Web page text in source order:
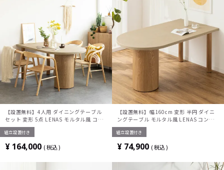
【設置無料】4人用 ダイニングテーブル
セット 変形 5点 LENAS モルタル風 コン
クリート調 半円テーブル 北欧モダン 板座
ダイニングチェア おしゃれ (幅160cm 食
組立設置付き
¥ 164,000 税込
【設置無料】幅160cm 変形 半円 ダイニ
ングテーブル モルタル風 LENAS コンク
リート調 木脚 北欧モダン テーブル 4人
食卓テーブル おしゃれ ナチュラルモダン
組立設置付き
¥ 74,900 税込